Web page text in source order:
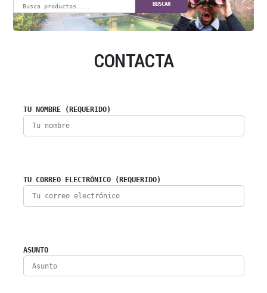
BUSCAR
CONTACTA
TU NOMBRE (REQUERIDO)
TU CORREO ELECTRÓNICO (REQUERIDO)
ASUNTO